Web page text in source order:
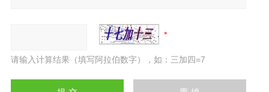
请输入计算结果（填写阿拉伯数字），如：三加四=7